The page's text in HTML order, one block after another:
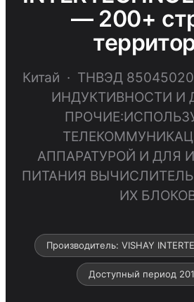
— 200+
Китай · ТНВЭД
ИНДУКТИВНОСТИ И
АППАРАТУРОЙ И ДЛЯ
ПИТАНИЯ
ИХ
Производитель: VISHAY
Доступный период